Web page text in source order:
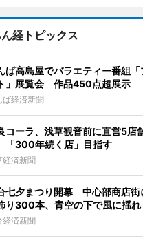
経トピックス
ば高島屋でバラエティー番組「
」展覧会 作品450点超展示
ば経済新聞
コーラ、浅草観音前に直営5店
300年続く店」目指す
経済新聞
七夕まつり開幕 中心部商店街
り300本、青空の下で風に揺れ
経済新聞